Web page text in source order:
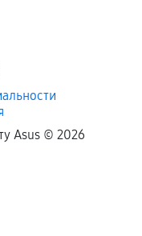
Asus © 2026